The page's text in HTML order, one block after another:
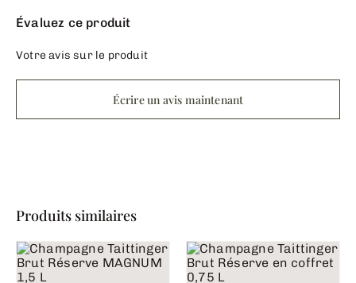
Évaluez ce produit
Votre avis sur le produit
Écrire un avis maintenant
Produits similaires